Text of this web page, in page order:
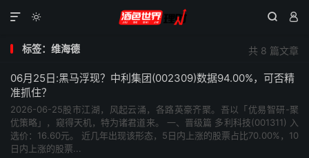
  

共 8 篇文章
标签：维海德
06月25日:黑马浮现？中利集团(002309)数据94.00%，可否精
准抓住？
2026-06-25股市江湖，风起云涌，各路英豪齐聚。吾以「优易智研-聚
优策略」，窥得天机，特为诸君道来。 一、晋级篇 多利科技(001311) 入
选价：16.60元。 近几年出现该形态，5日内上涨的股票占比70.00%，10
日内上涨的股票...